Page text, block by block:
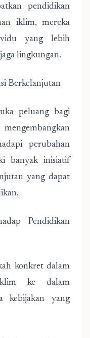
pendidikan
iklim, mereka
yang lebih
lingkungan.
Berkelanjutan
peluang bagi
perubahan
banyak inisiatif
yang dapat
Pendidikan
konkret dalam
iklim ke dalam
kebijakan yang